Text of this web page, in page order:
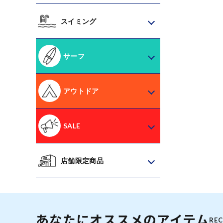
スイミング
サーフ
アウトドア
SALE
店舗限定商品